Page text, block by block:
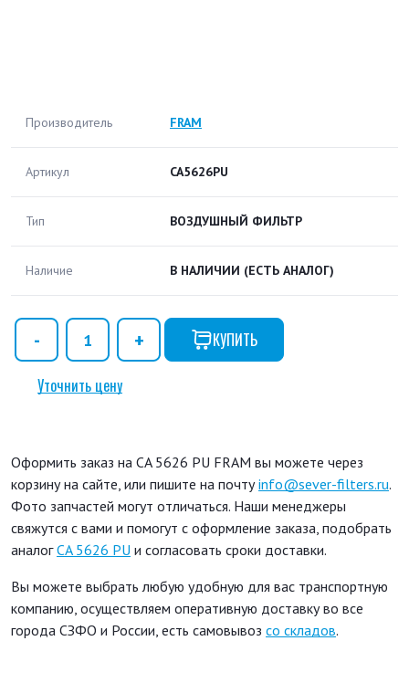
Производитель FRAM
Артикул CA5626PU
Тип ВОЗДУШНЫЙ ФИЛЬТР
Наличие В НАЛИЧИИ (ЕСТЬ АНАЛОГ)
КУПИТЬ
Уточнить цену
Оформить заказ на CA 5626 PU FRAM вы можете через
корзину на сайте, или пишите на почтуinfo@sever-filters.ru.
Фото запчастей могут отличаться. Наши менеджеры
свяжутся с вами и помогут с оформление заказа, подобрать
аналогCA 5626 PU и согласовать сроки доставки.
Вы можете выбрать любую удобную для вас транспортную
компанию, осуществляем оперативную доставку во все
города СЗФО и России, есть самовывоз со складов.